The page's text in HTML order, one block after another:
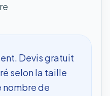
Devis gratuit
selon la taille
nombre de